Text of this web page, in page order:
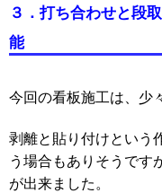
３．打ち合わせと段
能
今回の看板施工は、少
剥離と貼り付けという
う場合もありそうです
が出来ました。